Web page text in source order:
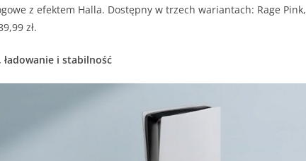
z efektem Halla. Dostępny w trzech wariantach: Rage Pink,
zł.
i stabilność